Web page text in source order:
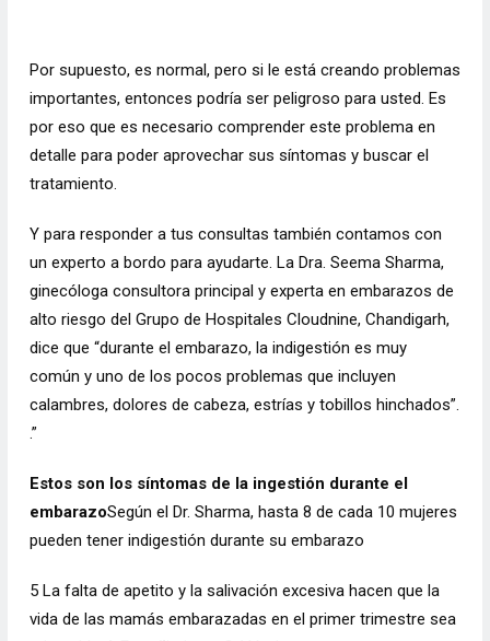
Por supuesto, es normal, pero si le está creando problemas
importantes, entonces podría ser peligroso para usted. Es
por eso que es necesario comprender este problema en
detalle para poder aprovechar sus síntomas y buscar el
tratamiento.
Y para responder a tus consultas también contamos con
un experto a bordo para ayudarte. La Dra. Seema Sharma,
ginecóloga consultora principal y experta en embarazos de
alto riesgo del Grupo de Hospitales Cloudnine, Chandigarh,
dice que “durante el embarazo, la indigestión es muy
común y uno de los pocos problemas que incluyen
calambres, dolores de cabeza, estrías y tobillos hinchados”.
.”
Estos son los síntomas de la ingestión durante el
embarazoSegún el Dr. Sharma, hasta 8 de cada 10 mujeres
pueden tener indigestión durante su embarazo
5 La falta de apetito y la salivación excesiva hacen que la
vida de las mamás embarazadas en el primer trimestre sea